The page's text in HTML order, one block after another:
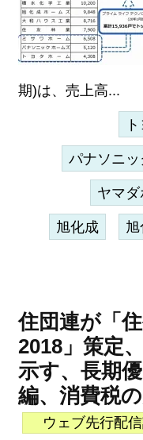
期)は、売上高...
パナソニ
ヤマ
旭化成
住団連が「
2018」策定
示す、長期
編、消費税
ウェブ先行配